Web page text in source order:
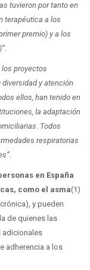
tuvieron por tanto en
terapéutica a los
premio) y a los
los proyectos
diversidad y atención
ellos, han tenido en
la adaptación
Todos
respiratorias
.
en España
como el asma(1)
y pueden
de quienes las
adicionales
adherencia a los